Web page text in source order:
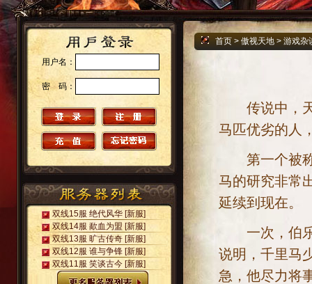
用户名：
密 码：
双线15服 绝代风华 [新服]
双线14服 歃血为盟 [新服]
双线13服 旷古传奇 [新服]
双线12服 谁与争锋 [新服]
双线11服 笑谈古今 [新服]
首页 > 傲视天地 > 游戏杂
传说中，天
马匹优劣的人
第一个被称
马的研究非常
延续到现在。
一次，伯乐
说明，千里马
急，他尽力将